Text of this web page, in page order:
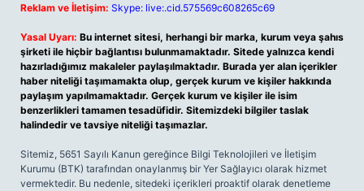
Reklam ve İletişim: Skype: live:.cid.575569c608265c69
Yasal Uyarı: Bu internet sitesi, herhangi bir marka, kurum veya şahıs
şirketi ile hiçbir bağlantısı bulunmamaktadır. Sitede yalnızca kendi
hazırladığımız makaleler paylaşılmaktadır. Burada yer alan içerikler
haber niteliği taşımamakta olup, gerçek kurum ve kişiler hakkında
paylaşım yapılmamaktadır. Gerçek kurum ve kişiler ile isim
benzerlikleri tamamen tesadüfidir. Sitemizdeki bilgiler taslak
halindedir ve tavsiye niteliği taşımazlar.
Sitemiz, 5651 Sayılı Kanun gereğince Bilgi Teknolojileri ve İletişim
Kurumu (BTK) tarafından onaylanmış bir Yer Sağlayıcı olarak hizmet
vermektedir. Bu nedenle, sitedeki içerikleri proaktif olarak denetleme